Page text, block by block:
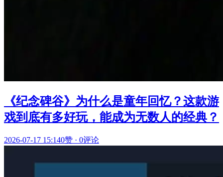
《纪念碑谷》为什么是童年回忆？这款游
戏到底有多好玩，能成为无数人的经典？
2026-07-17 15:140赞 · 0评论